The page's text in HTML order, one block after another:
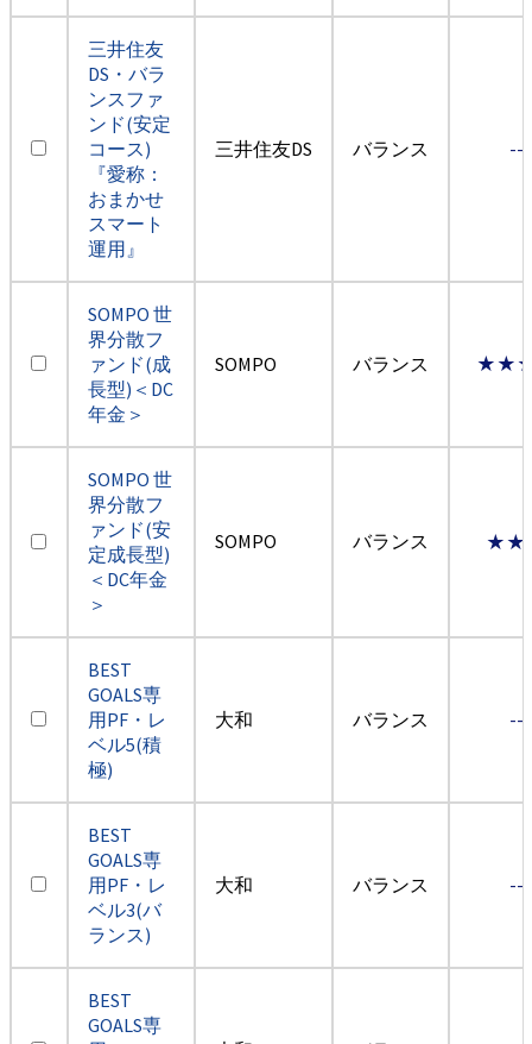
三井住友
DS・バラ
ンスファ
ンド(安定
コース)
『愛称：
おまかせ
スマート
運用』
三井住友DS バランス --
SOMPO 世
界分散フ
ァンド(成
長型)＜DC
年金＞
SOMPO バランス
SOMPO 世
界分散フ
ァンド(安
定成長型)
＜DC年金
＞
SOMPO バランス
BEST
GOALS専
用PF・レ
ベル5(積
極)
大和 バランス --
BEST
GOALS専
用PF・レ
ベル3(バ
ランス)
大和 バランス --
BEST
GOALS専